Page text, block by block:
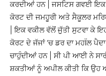
ਕਰਦੀਆਂ ਹਨ | ਜਸਟਿਸ ਗਵਈ ਇਕ
ਕੋਰਟ ਦੀ ਜਮਹੂਰੀ ਅਤੇ ਸੈਕੂਲਰ
| ਇਕ ਵਕੀਲ ਵੱਲੋਂ ਜੁੁੱਤੀ ਸੁਟਵਾ ਕੇ
ਕੋਰਟ ਦੇ ਜੱਜਾਂ ‘ਚ ਡਰ ਦਾ ਮਹÏਲ
ਚਾਹੁੰਦੀਆਂ ਹਨ | ਸੀ ਪੀ ਆਈ ਨੇ
ਸ਼ਕਤੀਆਂ ਨੂੰ ਅਪੀਲ ਕੀਤੀ ਕਿ ਉਹ